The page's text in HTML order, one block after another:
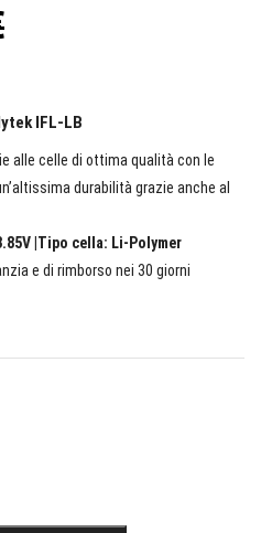
IFL-LB
alle celle di ottima qualità con le
durabilità grazie anche al
|Tipo cella: Li-Polymer
e di rimborso nei 30 giorni